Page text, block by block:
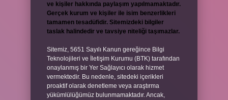
ve kişiler hakkında paylaşım yapılmamaktadır.
Gerçek kurum ve kişiler ile isim benzerlikleri
tamamen tesadüfidir. Sitemizdeki bilgiler
taslak halindedir ve tavsiye niteliği taşımazlar.
Sitemiz, 5651 Sayılı Kanun gereğince Bilgi
Teknolojileri ve İletişim Kurumu (BTK) tarafından
onaylanmış bir Yer Sağlayıcı olarak hizmet
vermektedir. Bu nedenle, sitedeki içerikleri
proaktif olarak denetleme veya araştırma
yükümlülüğümüz bulunmamaktadır. Ancak,